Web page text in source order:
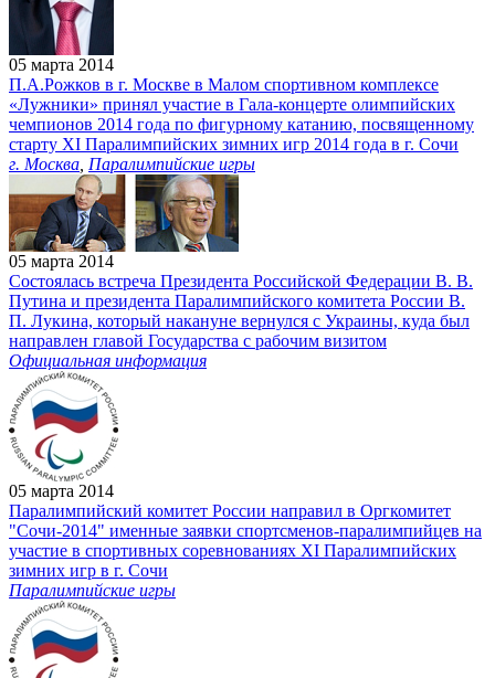
05 марта 2014
П.А.Рожков в г. Москве в Малом спортивном комплексе
«Лужники» принял участие в Гала-концерте олимпийских
чемпионов 2014 года по фигурному катанию, посвященному
старту XI Паралимпийских зимних игр 2014 года в г. Сочи
г. Москва Паралимпийские игры
05 марта 2014
Состоялась встреча Президента Российской Федерации В. В.
Путина и президента Паралимпийского комитета России В.
П. Лукина, который накануне вернулся с Украины, куда был
направлен главой Государства с рабочим визитом
Официальная информация
05 марта 2014
Паралимпийский комитет России направил в Оргкомитет
"Сочи-2014" именные заявки спортсменов-паралимпийцев на
участие в спортивных соревнованиях XI Паралимпийских
зимних игр в г. Сочи
Паралимпийские игры